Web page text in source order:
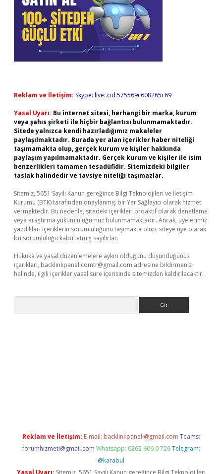
Reklam ve İletişim: Skype: live:.cid.575569c608265c69
Yasal Uyarı: Bu internet sitesi, herhangi bir marka, kurum
veya şahıs şirketi ile hiçbir bağlantısı bulunmamaktadır.
Sitede yalnızca kendi hazırladığımız makaleler
paylaşılmaktadır. Burada yer alan içerikler haber niteliği
taşımamakta olup, gerçek kurum ve kişiler hakkında
paylaşım yapılmamaktadır. Gerçek kurum ve kişiler ile isim
benzerlikleri tamamen tesadüfidir. Sitemizdeki bilgiler
taslak halindedir ve tavsiye niteliği taşımazlar.
Sitemiz, 5651 Sayılı Kanun gereğince Bilgi Teknolojileri ve İletişim
Kurumu (BTK) tarafından onaylanmış bir Yer Sağlayıcı olarak hizmet
vermektedir. Bu nedenle, sitedeki içerikleri proaktif olarak denetleme
veya araştırma yükümlülüğümüz bulunmamaktadır. Ancak, üyelerimiz
yazdıkları içeriklerin sorumluluğunu taşımakta olup, siteye üye olarak
bu sorumluluğu kabul etmiş sayılırlar.
Hukuka ve yasal düzenlemelere aykırı olduğunu düşündüğünüz
içerikleri, backlinkpanelicomtr@gmail.com adresine bildirmeniz
halinde, ilgili içerikler yasal süre içerisinde sitemizden kaldırılacaktır.
Reklam ve İletişim: E-mail: backlinkpaneli@gmail.com Teams:
forumhizmeti@gmail.com Whatsapp: 0262 606 0 726 Telegram:
@karabul
Yasal Uyarı: Sitemiz, 5651 Sayılı Kanun gereğince Bilgi Teknolojileri